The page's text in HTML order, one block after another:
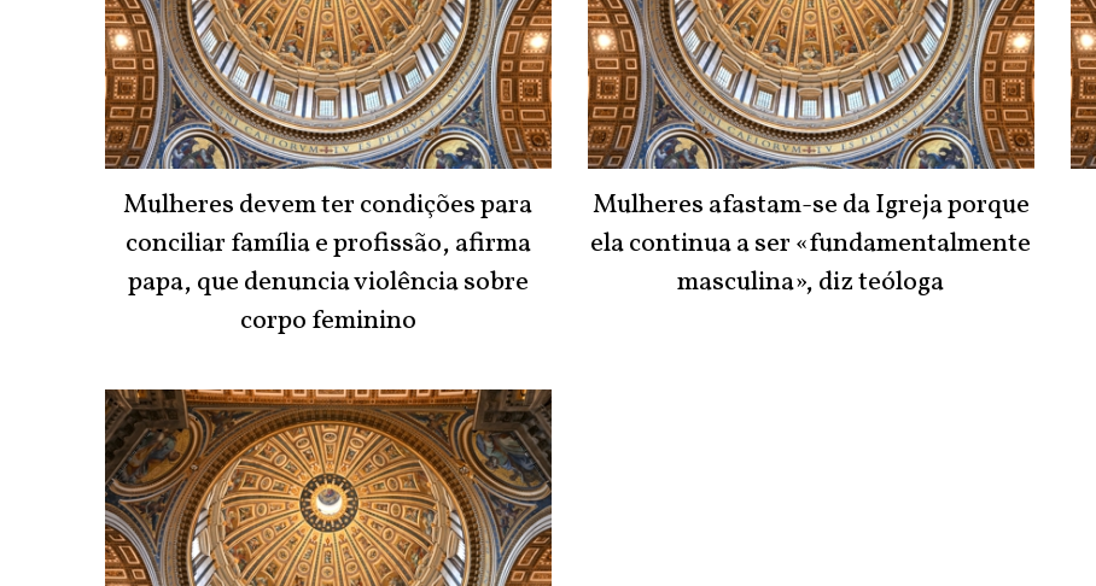
Mulheres devem ter condições para
conciliar família e profissão, afirma
papa, que denuncia violência sobre
corpo feminino
Mulheres afastam-se da Igreja porque
ela continua a ser «fundamentalmente
masculina», diz teóloga